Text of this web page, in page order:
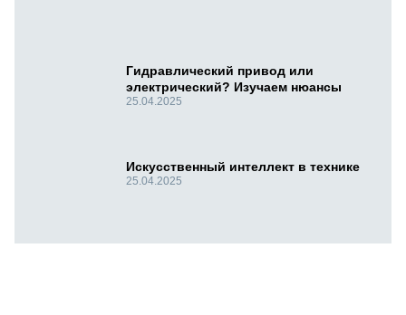
Гидравлический привод или
электрический? Изучаем нюансы
25.04.2025
Искусственный интеллект в технике
25.04.2025